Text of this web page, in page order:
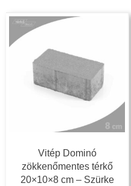
Vitép Dominó
zökkenőmentes térkő
20×10×8 cm – Szürke